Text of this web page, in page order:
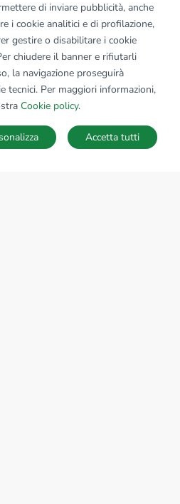
SALVA RICERCA
di inviare pubblicità, anche
i cookie analitici e di profilazione,
gestire o disabilitare i cookie
chiudere il banner e rifiutarli
la navigazione proseguirà
tecnici. Per maggiori informazioni,
Cookie policy.
Accetta tutti